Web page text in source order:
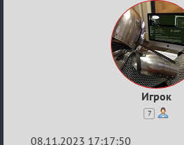
Игрок
7
08.11.2023 17:17:50